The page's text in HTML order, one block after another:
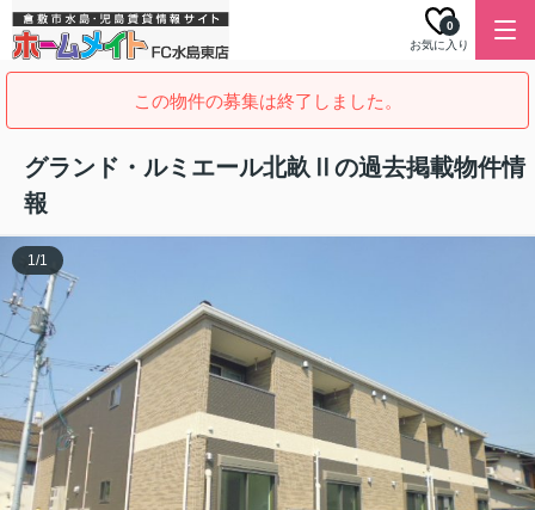
お気に入り
0
この物件の募集は終了しました。
グランド・ルミエール北畝Ⅱの過去掲載物件情
報
1/1